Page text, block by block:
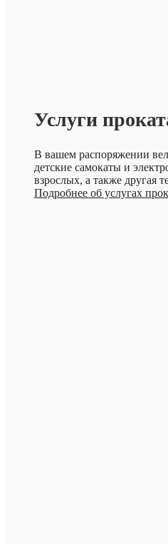
Услуги
В вашем распоряжении
детские самокаты и
взрослых, а также другая
Подробнее об услугах